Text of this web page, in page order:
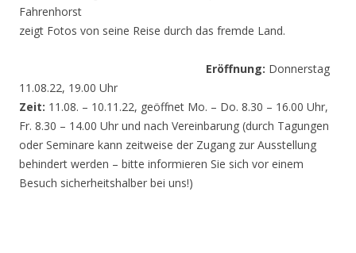
Fahrenhorst
zeigt Fotos von seine Reise durch das fremde Land.
Eröffnung: Donnerstag
11.08.22, 19.00 Uhr
Zeit: 11.08. – 10.11.22, geöffnet Mo. – Do. 8.30 – 16.00 Uhr,
Fr. 8.30 – 14.00 Uhr und nach Vereinbarung (durch Tagungen
oder Seminare kann zeitweise der Zugang zur Ausstellung
behindert werden – bitte informieren Sie sich vor einem
Besuch sicherheitshalber bei uns!)